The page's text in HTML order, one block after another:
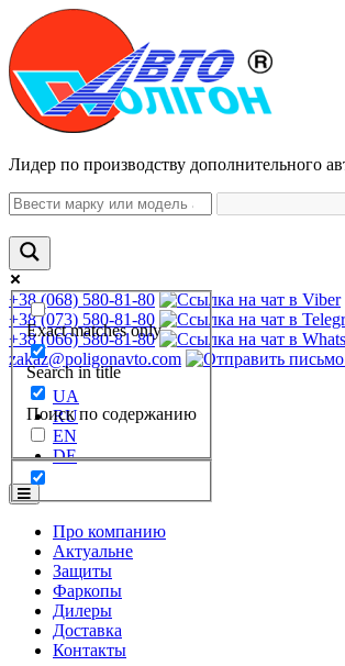
Лидер по производству дополнительного
Exact matches only
Search in title
Поиск по содержанию
+38 (068) 580-81-80
+38 (073) 580-81-80
+38 (066) 580-81-80
zakaz@poligonavto.com
UA
RU
EN
DE
Про компанию
Актуальне
Защиты
Фаркопы
Дилеры
Доставка
Контакты